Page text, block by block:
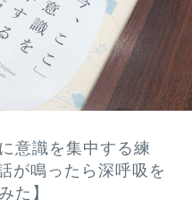
意識を集中する練
が鳴ったら深呼吸を
た】